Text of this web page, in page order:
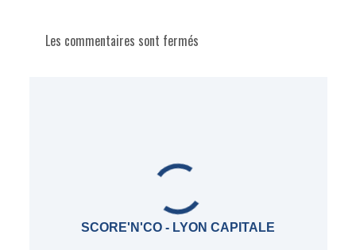
Les commentaires sont fermés
SCORE'N'CO - LYON CAPITALE